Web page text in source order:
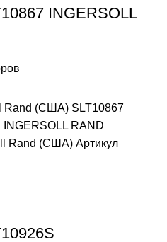
INGERSOLL
Rand (США) SLT10867
RAND
Rand (США) Артикул